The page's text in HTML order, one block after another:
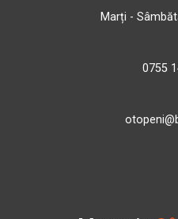
Marți -
0755